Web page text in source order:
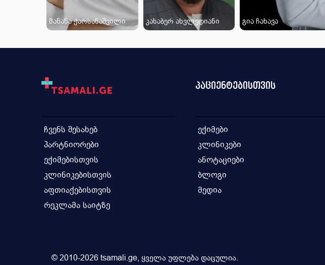
მანანა ქარსანაშვილი კახაბერ ახვლედიანი გია ჩახავა
ჩვენს შესახებ
პარტნიორები
ექიმებისთვის
კლინიკებისთვის
აფთიაქებისთვის
რეკლამა საიტზე
პაციენტებისთვის
ექიმები
კლინიკები
ანოტაციები
ბლოგი
მედია
© 2010-2026 tsamali.ge, ყველა უფლება დაცულია.